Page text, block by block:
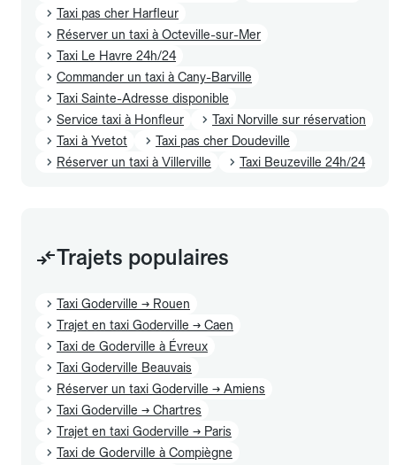
Taxi pas cher Harfleur
Réserver un taxi à Octeville-sur-Mer
Taxi Le Havre 24h/24
Commander un taxi à Cany-Barville
Taxi Sainte-Adresse disponible
Service taxi à Honfleur
Taxi Norville sur réservation
Taxi à Yvetot
Taxi pas cher Doudeville
Réserver un taxi à Villerville
Taxi Beuzeville 24h/24
Trajets populaires
Taxi Goderville → Rouen
Trajet en taxi Goderville → Caen
Taxi de Goderville à Évreux
Taxi Goderville Beauvais
Réserver un taxi Goderville → Amiens
Taxi Goderville → Chartres
Trajet en taxi Goderville → Paris
Taxi de Goderville à Compiègne